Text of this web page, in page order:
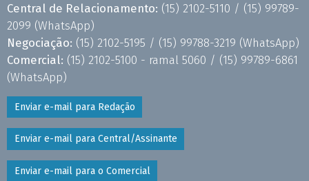
Central de Relacionamento: (15) 2102-5110 / (15) 99789-
2099 (WhatsApp)
Negociação: (15) 2102-5195 / (15) 99788-3219 (WhatsApp)
Comercial: (15) 2102-5100 - ramal 5060 / (15) 99789-6861
(WhatsApp)
Enviar e-mail para Redação
Enviar e-mail para Central/Assinante
Enviar e-mail para o Comercial